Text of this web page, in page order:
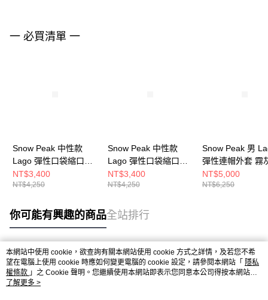
一 必買清單 一
Snow Peak 中性款
Lago 彈性口袋縮口褲
深卡其色
NT$3,400
NT$4,250
Snow Peak 中性款
Lago 彈性口袋縮口褲
黑色
NT$3,400
NT$4,250
Snow Peak 男
彈性連帽外套 霧
NT$5,000
NT$6,250
你可能有興趣的商品全站排行
熱門標籤
本網站中使用 cookie，欲查詢有關本網站使用 cookie 方式之詳情，及若您不希
望在電腦上使用 cookie 時應如何變更電腦的 cookie 設定，請參閱本網站「 隱私
權條款 」之 Cookie 聲明。您繼續使用本網站即表示您同意本公司得按本網站使
用條款之 Cookie 聲明使用 cookie。
了解更多 >